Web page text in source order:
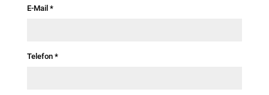
E-Mail *
Telefon *